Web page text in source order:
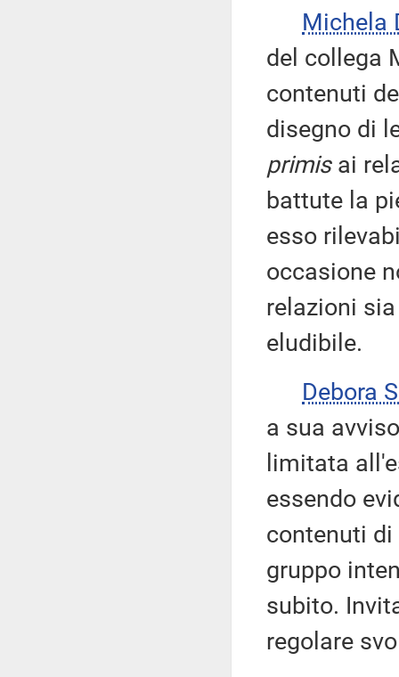
Michela
del collega
contenuti
disegno di
primisai
battute la
esso
occasione
relazioni
eludibile.
Debora
a sua
limitata
essendo
contenuti
gruppo
subito.
regolare